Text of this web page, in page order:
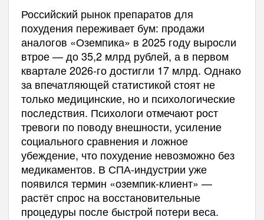
Российский рынок препаратов для
похудения переживает бум: продажи
аналогов «Оземпика» в 2025 году выросли
втрое — до 35,2 млрд рублей, а в первом
квартале 2026-го достигли 17 млрд. Однако
за впечатляющей статистикой стоят не
только медицинские, но и психологические
последствия. Психологи отмечают рост
тревоги по поводу внешности, усиление
социального сравнения и ложное
убеждение, что похудение невозможно без
медикаментов. В СПА-индустрии уже
появился термин «оземпик-клиент» —
растёт спрос на восстановительные
процедуры после быстрой потери веса.